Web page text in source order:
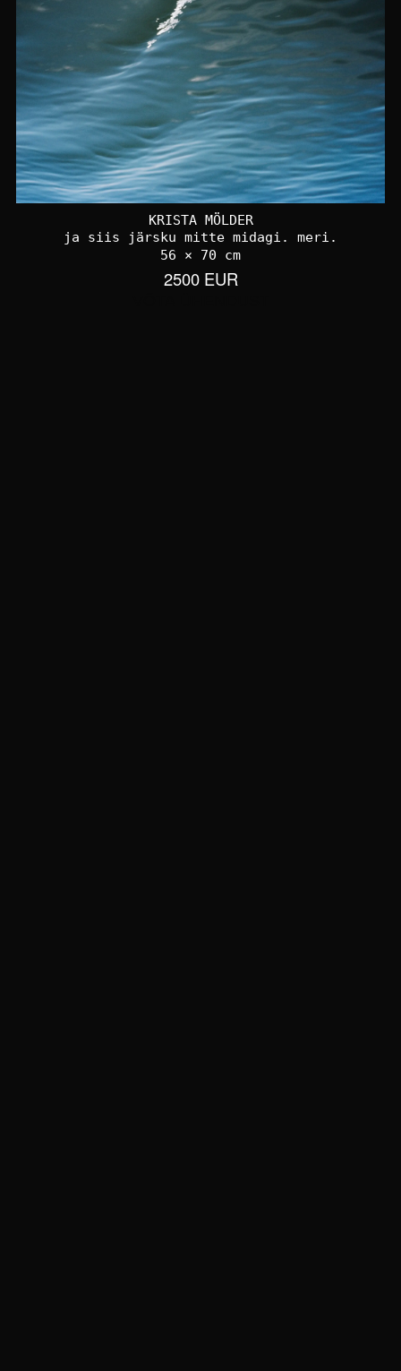
KRISTA MÖLDER
ja siis järsku mitte midagi. meri.
56 × 70 cm
2500 EUR